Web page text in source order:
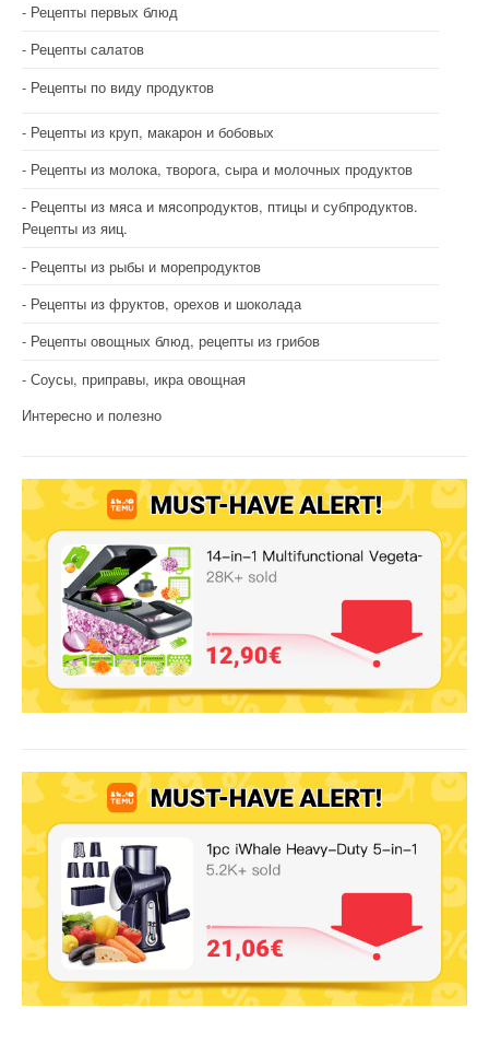
Рецепты первых блюд
Рецепты салатов
Рецепты по виду продуктов
Рецепты из круп, макарон и бобовых
Рецепты из молока, творога, сыра и молочных продуктов
Рецепты из мяса и мясопродуктов, птицы и субпродуктов.
Рецепты из яиц.
Рецепты из рыбы и морепродуктов
Рецепты из фруктов, орехов и шоколада
Рецепты овощных блюд, рецепты из грибов
Соусы, приправы, икра овощная
Интересно и полезно